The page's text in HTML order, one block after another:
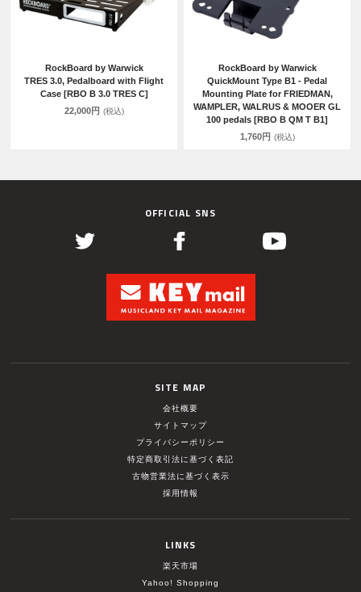
RockBoard by Warwick
TRES 3.0, Pedalboard with Flight
Case [RBO B 3.0 TRES C]
22,000円 (税込)
RockBoard by Warwick
QuickMount Type B1 - Pedal
Mounting Plate for FRIEDMAN,
WAMPLER, WALRUS & MOOER GL
100 pedals [RBO B QM T B1]
1,760円 (税込)
OFFICIAL SNS
SITE MAP
会社概要
サイトマップ
プライバシーポリシー
特定商取引法に基づく表記
古物営業法に基づく表示
採用情報
LINKS
楽天市場
Yahoo! Shopping